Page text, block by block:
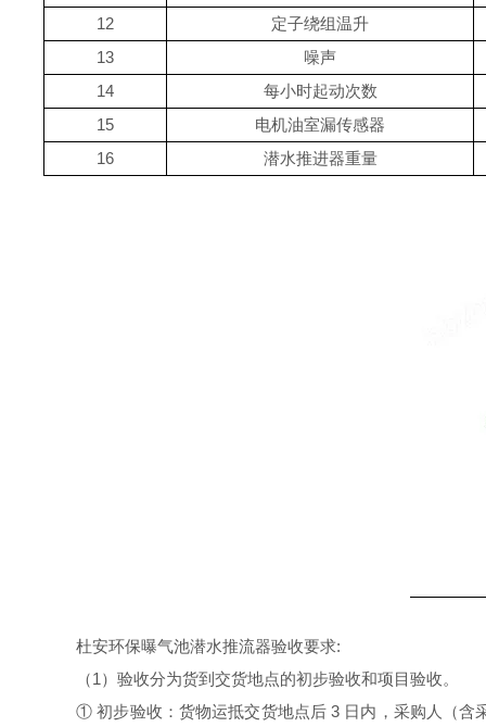
12
定子绕组温升
13
噪声
14
每小时起动次数
15
电机油室漏传感器
16
潜水推进器重量
杜安环保曝气池潜水推流器验收要求:
（1 ）验收分为货到交货地点的初步验收和项目验收。
① 初步验收：货物运抵交货地点后3 日内，采购人（含